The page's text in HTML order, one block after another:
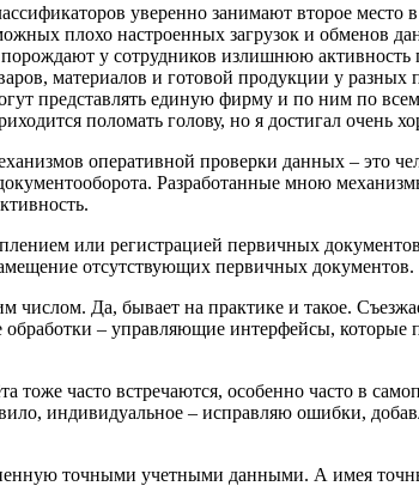
уверенно занимают второе место
плохо настроенных загрузок и обменов
порождают у сотрудников излишнюю
материалов и готовой продукции у
представлять единую фирму и по ним по
поломать голову, но я достигал
оперативной проверки данных – это
Разработанные мною
или регистрацией первичных
отсутствующих первичных документов.
числом. Да, бывает на практике и такое.
– управляющие интерфейсы,
часто встречаются, особенно часто в
индивидуальное – исправляю ошибки,
точными учетными данными. А имея